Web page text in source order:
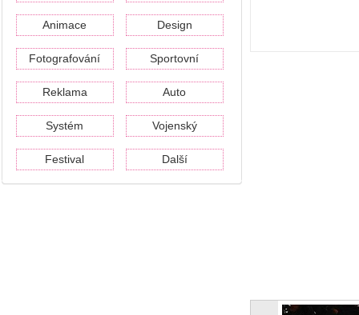
Animace Design
Fotografování Sportovní
Reklama Auto
Systém Vojenský
Festival Další